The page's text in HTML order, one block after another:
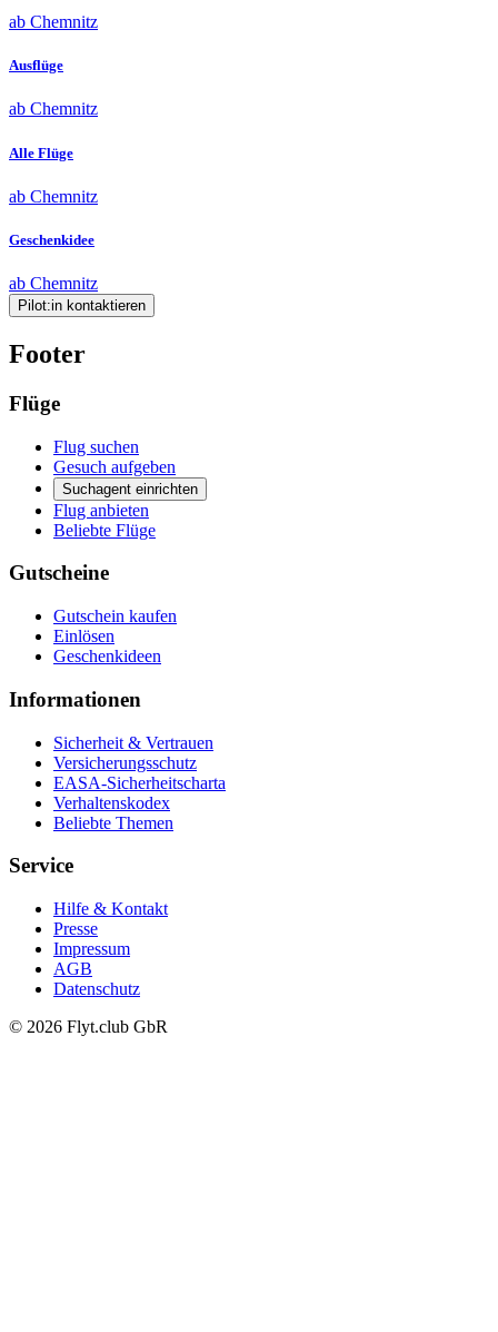
ab Chemnitz
Ausflüge
ab Chemnitz
Alle Flüge
ab Chemnitz
Geschenkidee
ab Chemnitz
Pilot:in kontaktieren
Footer
Flüge
Flug suchen
Gesuch aufgeben
Suchagent einrichten
Flug anbieten
Beliebte Flüge
Gutscheine
Gutschein kaufen
Einlösen
Geschenkideen
Informationen
Sicherheit & Vertrauen
Versicherungsschutz
EASA-Sicherheitscharta
Verhaltenskodex
Beliebte Themen
Service
Hilfe & Kontakt
Presse
Impressum
AGB
Datenschutz
© 2026 Flyt.club GbR